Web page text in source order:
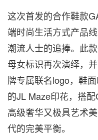
这次首发的合作鞋款
端时尚生活方式产品
潮流人士的追捧。此
母女标识再次演绎，
牌专属联名logo，鞋
的JL Maze印花，搭配
高级奢华又极具艺术
代的完美平衡。